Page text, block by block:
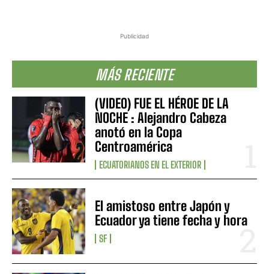
Publicidad
MÁS RECIENTE
(VIDEO) FUE EL HÉROE DE LA
NOCHE : Alejandro Cabeza
anotó en la Copa
Centroamérica
ECUATORIANOS EN EL EXTERIOR
El amistoso entre Japón y
Ecuador ya tiene fecha y hora
SF